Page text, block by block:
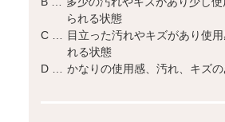
られる状態
C … 目立った汚れやキズがあり使
れる状態
D … かなりの使用感、汚れ、キズ